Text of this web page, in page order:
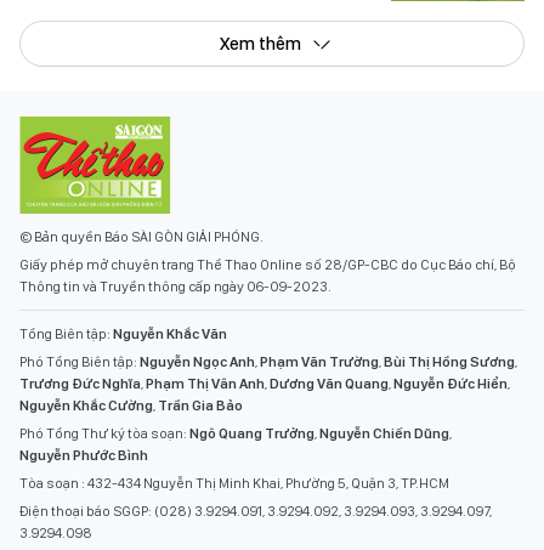
Xem thêm
© Bản quyền Báo SÀI GÒN GIẢI PHÓNG.
Giấy phép mở chuyên trang Thể Thao Online số 28/GP-CBC do Cục Báo chí, Bộ
Thông tin và Truyền thông cấp ngày 06-09-2023.
Tổng Biên tập: Nguyễn Khắc Văn
Phó Tổng Biên tập: Nguyễn Ngọc Anh Phạm Văn Trường Bùi Thị Hồng Sương
Trương Đức Nghĩa Phạm Thị Vân Anh Dương Văn Quang Nguyễn Đức Hiển
Nguyễn Khắc Cường Trần Gia Bảo
Phó Tổng Thư ký tòa soạn: Ngô Quang Trưởng Nguyễn Chiến Dũng
Nguyễn Phước Bình
Tòa soạn : 432-434 Nguyễn Thị Minh Khai, Phường 5, Quận 3, TP.HCM
Điện thoại báo SGGP: (028) 3.9294.091, 3.9294.092, 3.9294.093, 3.9294.097,
3.9294.098